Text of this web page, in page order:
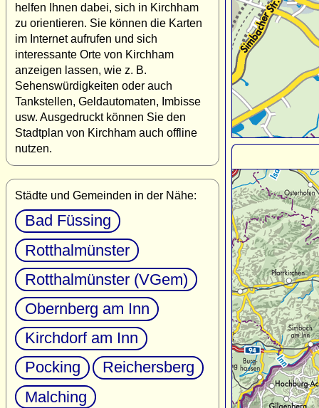
helfen Ihnen dabei, sich in Kirchham
zu orientieren. Sie können die Karten
im Internet aufrufen und sich
interessante Orte von Kirchham
anzeigen lassen, wie z. B.
Sehenswürdigkeiten oder auch
Tankstellen, Geldautomaten, Imbisse
usw. Ausgedruckt können Sie den
Stadtplan von Kirchham auch offline
nutzen.
Städte und Gemeinden in der Nähe:
Bad Füssing
Rotthalmünster
Rotthalmünster (VGem)
Obernberg am Inn
Kirchdorf am Inn
Pocking
Reichersberg
Malching